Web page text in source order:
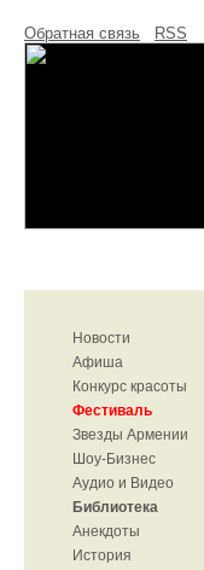
Обратная связь RSS
Новости
Афиша
Конкурс красоты
Фестиваль
Звезды Армении
Шоу-Бизнес
Аудио и Видео
Библиотека
Анекдоты
История